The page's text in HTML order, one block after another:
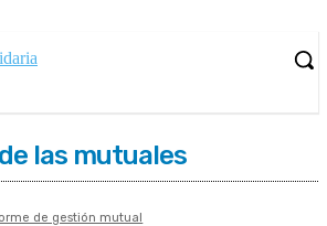
las mutuales
de gestión mutual